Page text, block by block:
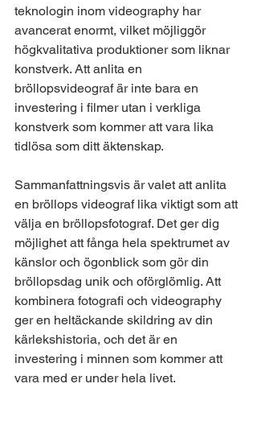
teknologin inom videography har
avancerat enormt, vilket möjliggör
högkvalitativa produktioner som liknar
konstverk. Att anlita en
bröllopsvideograf är inte bara en
investering i filmer utan i verkliga
konstverk som kommer att vara lika
tidlösa som ditt äktenskap.
Sammanfattningsvis är valet att anlita
en bröllops videograf lika viktigt som att
välja en bröllopsfotograf. Det ger dig
möjlighet att fånga hela spektrumet av
känslor och ögonblick som gör din
bröllopsdag unik och oförglömlig. Att
kombinera fotografi och videography
ger en heltäckande skildring av din
kärlekshistoria, och det är en
investering i minnen som kommer att
vara med er under hela livet.